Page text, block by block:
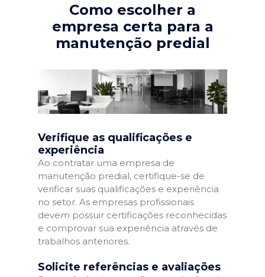
Como escolher a
empresa certa para a
manutenção predial
Verifique as qualificações e
experiência
Ao contratar uma empresa de
manutenção predial, certifique-se de
verificar suas qualificações e experiência
no setor. As empresas profissionais
devem possuir certificações reconhecidas
e comprovar sua experiência através de
trabalhos anteriores.
Solicite referências e avaliações